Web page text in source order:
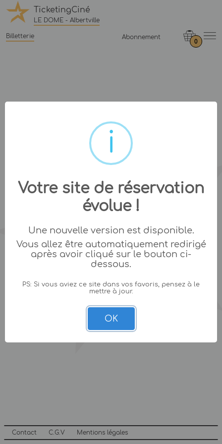
TicketingCiné
LE DOME - Albertville
Billetterie Abonnement
0
Contact C.G.V Mentions légales
Votre site de réservation
évolue !
Une nouvelle version est disponible.
Vous allez être automatiquement redirigé
après avoir cliqué sur le bouton ci-
dessous.
PS: Si vous aviez ce site dans vos favoris, pensez à le
mettre à jour.
OK